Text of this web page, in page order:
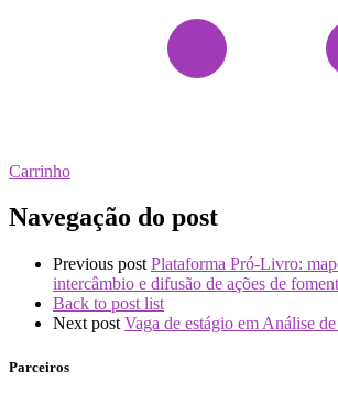
Carrinho
Navegação do post
Previous post Plataforma Pró-Livro:
intercâmbio e difusão de ações de
Back to post list
Next post Vaga de estágio em Análise
Parceiros